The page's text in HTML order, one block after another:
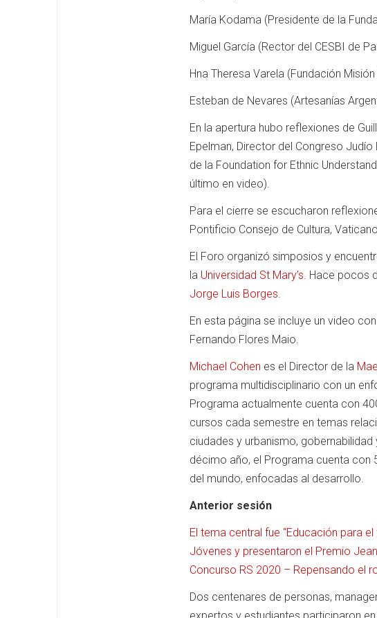
María Kodama (Presidente de la
Miguel García (Rector del CESBI de
Hna Theresa Varela (Fundación
Esteban de Nevares (Artesanías
En la apertura hubo reflexiones de
Epelman, Director del Congreso
de la Foundation for Ethnic
último en video).
Para el cierre se escucharon
Pontificio Consejo de Cultura,
El Foro organizó simposios y
la Universidad St Mary’s. Hace pocos
Jorge Luis Borges.
En esta página se incluye un video
Fernando Flores Maio.
Michael Cohen es el Director de la
programa multidisciplinario con un
Programa actualmente cuenta con
cursos cada semestre en temas
ciudades y urbanismo,
décimo año, el Programa cuenta con
del mundo, enfocadas al desarrollo.
Anterior sesión
El tema central fue “Educación para
Jóvenes y presentaron el Premio
Concurso RS 2020 – Repensando el
Dos centenares de personas,